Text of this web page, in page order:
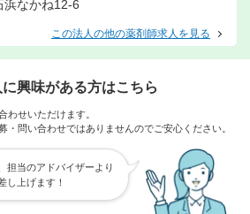
浜なかね12-6
この法人の他の薬剤師求人を見る
興味がある方はこちら
わせいただけます。
・問い合わせではありませんのでご安心ください。
担当のアドバイザーより
し上げます！